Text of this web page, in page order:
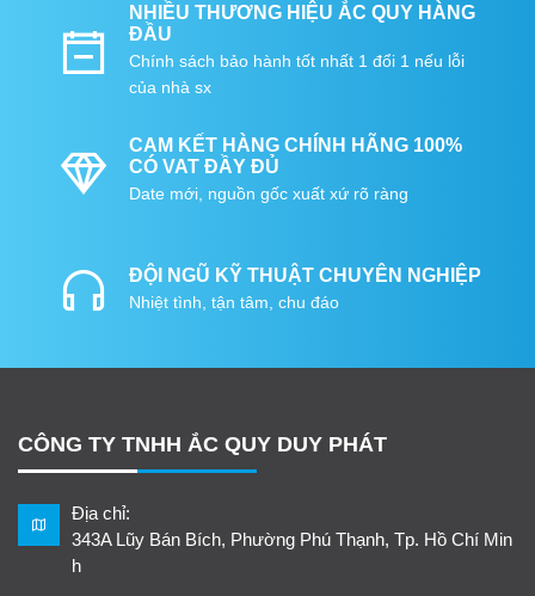
NHIỀU THƯƠNG HIỆU ẮC QUY HÀNG
ĐẦU
Chính sách bảo hành tốt nhất 1 đổi 1 nếu lỗi
của nhà sx
CAM KẾT HÀNG CHÍNH HÃNG 100%
CÓ VAT ĐẦY ĐỦ
Date mới, nguồn gốc xuất xứ rõ ràng
ĐỘI NGŨ KỸ THUẬT CHUYÊN NGHIỆP
Nhiệt tình, tận tâm, chu đáo
CÔNG TY TNHH ẮC QUY DUY PHÁT
Địa chỉ:
343A Lũy Bán Bích, Phường Phú Thạnh, Tp. Hồ Chí Min
h